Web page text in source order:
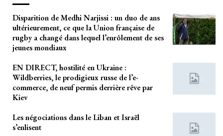
Disparition de Medhi Narjissi : un duo de ans
ultérieurement, ce que la Union française de
rugby a changé dans lequel l’enrôlement de ses
jeunes mondiaux
EN DIRECT, hostilité en Ukraine :
Wildberries, le prodigieux russe de l’e-
commerce, de neuf permis derrière rêve par
Kiev
Les négociations dans le Liban et Israël
s’enlisent